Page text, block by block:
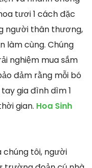
tươi 1 cách đặc
người thân thương,
làm cùng. Chúng
nghiệm mua sắm
đảm rằng mỗi bó
gia đình dìm 1
gian. Hoa Sinh
chúng tôi, người